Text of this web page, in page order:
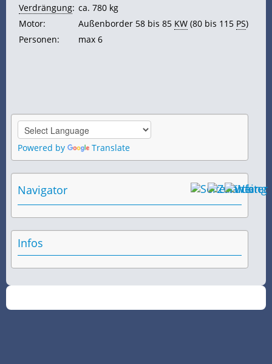
Verdrängung: ca. 780 kg
Motor:
Außenborder 58 bis 85 KW (80 bis 115 PS)
Personen:
max 6
Powered by Translate
Navigator
Infos